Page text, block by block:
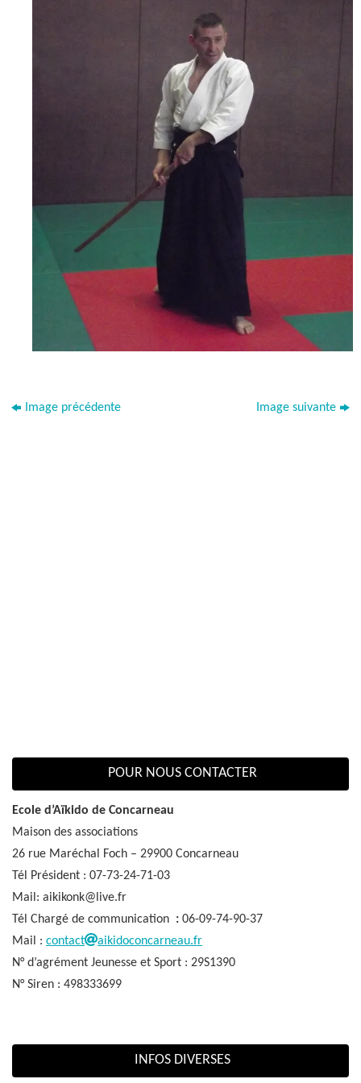
Image précédente Image suivante
POUR NOUS CONTACTER
Ecole d’Aïkido de Concarneau
Maison des associations
26 rue Maréchal Foch – 29900 Concarneau
Tél Président : 07-73-24-71-03
Mail: aikikonk@live.fr
Tél Chargé de communication : 06-09-74-90-37
Mail : contact
aikidoconcarneau.fr
N° d’agrément Jeunesse et Sport : 29S1390
N° Siren : 498333699
INFOS DIVERSES